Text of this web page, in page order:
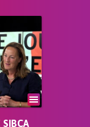
SIBCA